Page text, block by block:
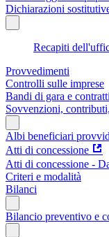
Dichiarazioni
Recapiti
Provvedimenti
Controlli sulle imprese
Bandi di gara e contratti
Sovvenzioni,
Albi beneficiari
Atti di concessione
Atti di concessione -
Criteri e modalità
Bilanci
Bilancio preventivo e